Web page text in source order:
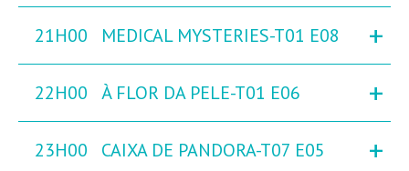
21H00 MEDICAL MYSTERIES-T01 E08 +
22H00 À FLOR DA PELE-T01 E06 +
23H00 CAIXA DE PANDORA-T07 E05 +